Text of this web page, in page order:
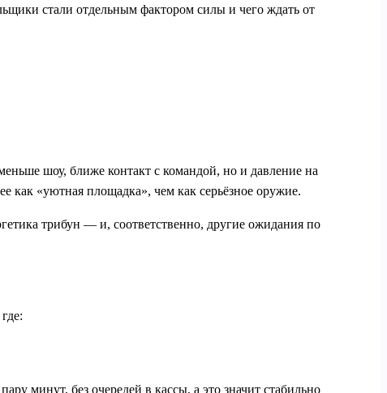
стали отдельным фактором силы и чего ждать от
шоу, ближе контакт с командой, но и давление на
как «уютная площадка», чем как серьёзное оружие.
трибун — и, соответственно, другие ожидания по
минут, без очередей в кассы, а это значит стабильно